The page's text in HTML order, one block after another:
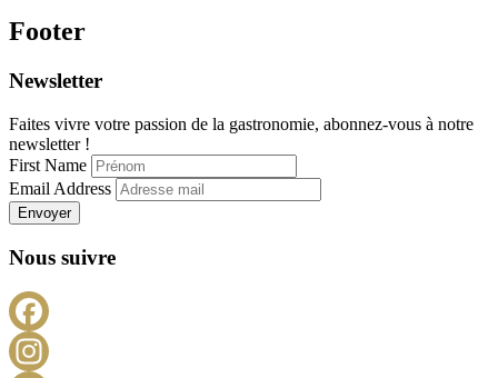
Footer
Newsletter
Faites vivre votre passion de la gastronomie, abonnez-vous à notre
newsletter !
First Name
Email Address
Envoyer
Nous suivre